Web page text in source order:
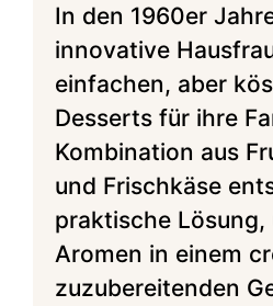
In den 1960er
innovative
einfachen, aber
Desserts für ihre
Kombination aus
und Frischkäse
praktische
Aromen in einem
zuzubereitenden